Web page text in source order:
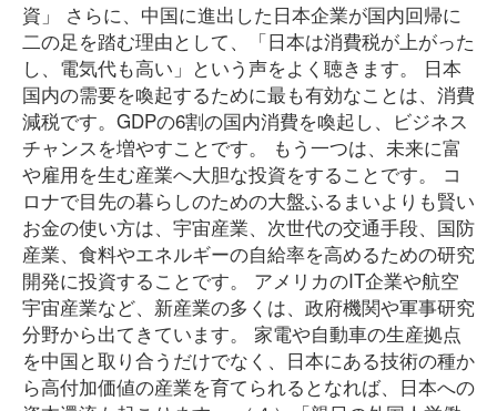
資」 さらに、中国に進出した日本企業が国内回帰に
二の足を踏む理由として、「日本は消費税が上がった
し、電気代も高い」という声をよく聴きます。 日本
国内の需要を喚起するために最も有効なことは、消費
減税です。GDPの6割の国内消費を喚起し、ビジネス
チャンスを増やすことです。 もう一つは、未来に富
や雇用を生む産業へ大胆な投資をすることです。 コ
ロナで目先の暮らしのための大盤ふるまいよりも賢い
お金の使い方は、宇宙産業、次世代の交通手段、国防
産業、食料やエネルギーの自給率を高めるための研究
開発に投資することです。 アメリカのIT企業や航空
宇宙産業など、新産業の多くは、政府機関や軍事研究
分野から出てきています。 家電や自動車の生産拠点
を中国と取り合うだけでなく、日本にある技術の種か
ら高付加価値の産業を育てられるとなれば、日本への